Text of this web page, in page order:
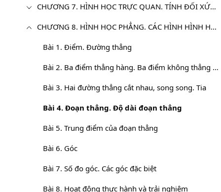
CHƯƠNG 7. HÌNH HỌC TRỰC QUAN. TÍNH ĐỐI XỨNG CỦA HÌNH PHẲNG TRONG THẾ GIỚI TỰ NHIÊN
CHƯƠNG 8. HÌNH HỌC PHẲNG. CÁC HÌNH HÌNH HỌC CƠ BẢN
Bài 1. Điểm. Đường thẳng
Bài 2. Ba điểm thẳng hàng. Ba điểm không thẳng hàng
Bài 3. Hai đường thẳng cắt nhau, song song. Tia
Bài 4. Đoạn thẳng. Độ dài đoạn thẳng
Bài 5. Trung điểm của đoạn thẳng
Bài 6. Góc
Bài 7. Số đo góc. Các góc đặc biệt
Bài 8. Hoạt động thực hành và trải nghiệm